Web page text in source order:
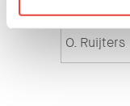
O. Ruijters